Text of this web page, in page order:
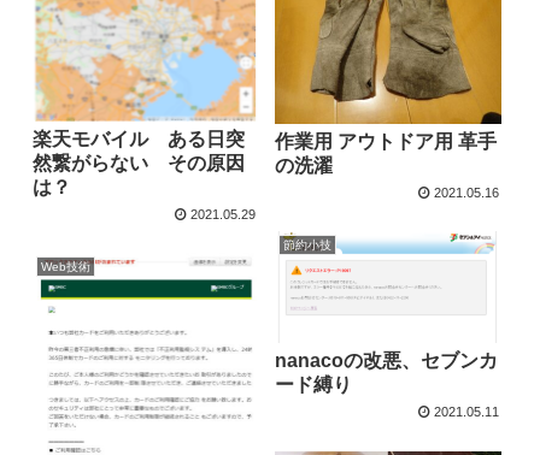
楽天モバイル ある日突
然繋がらない その原因
は？
2021.05.29
作業用 アウトドア用 革手
の洗濯
2021.05.16
節約小技
nanacoの改悪、セブンカ
ード縛り
2021.05.11
Web技術